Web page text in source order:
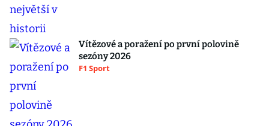
Vítězové a poražení po první polovině
sezóny 2026
F1 Sport